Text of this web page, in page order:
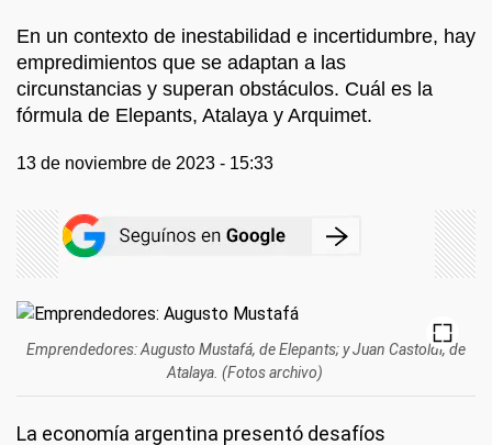
En un contexto de inestabilidad e incertidumbre, hay
empredimientos que se adaptan a las
circunstancias y superan obstáculos. Cuál es la
fórmula de Elepants, Atalaya y Arquimet.
13 de noviembre de 2023 - 15:33
Emprendedores: Augusto Mustafá, de Elepants; y Juan Castoldi, de
Atalaya. (Fotos archivo)
La economía argentina presentó desafíos